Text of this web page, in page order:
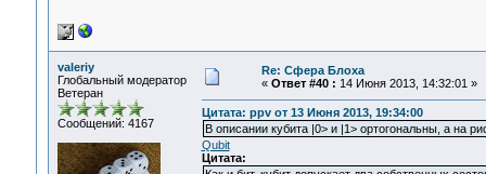
valeriy
Глобальный модератор
Ветеран
Сообщений: 4167
Re: Сфера Блоха
« Ответ #40 : 14 Июня 2013, 14:32:01 »
Цитата: ppv от 13 Июня 2013, 19:34:00
В описании кубита |0> и |1> ортогональны, а на
Qubit
Цитата: